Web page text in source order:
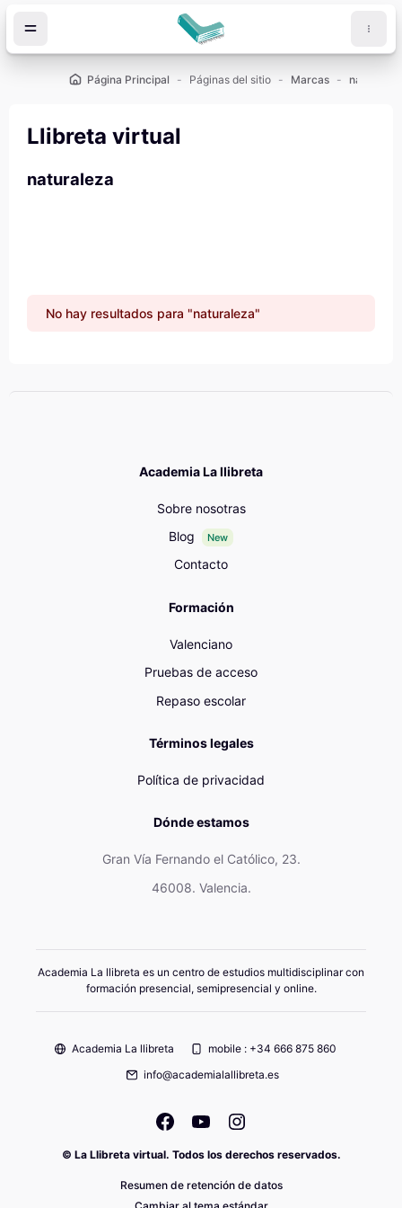
Página Principal Páginas del sitio Marcas
Llibreta virtual
naturaleza
No hay resultados para "naturaleza"
Academia La llibreta
Sobre nosotras
Blog
New
Contacto
Formación
Valenciano
Pruebas de acceso
Repaso escolar
Términos legales
Política de privacidad
Dónde estamos
Gran Vía Fernando el Católico, 23.
46008. Valencia.
Academia La llibreta es un centro de estudios multidisciplinar con
formación presencial, semipresencial y online.
Academia La llibreta
mobile : +34 666 875 860
info@academialallibreta.es
© La Llibreta virtual. Todos los derechos reservados.
Resumen de retención de datos